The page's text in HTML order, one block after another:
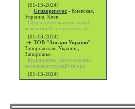
(01-13-2024)
Gruzoperevoz - Киевская,
Украина, Киев.
Сфера деятельности нашей
компании Gruzoperevoz, це
(01-13-2024)
ТОВ "Ангари України" -
Запорожская, Украина,
Запорожье.
Будівництво, виготовлення
металоконструкцій та про
(01-13-2024)